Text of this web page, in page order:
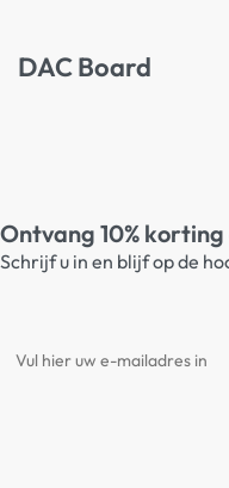
DAC Board
Ontvang 10%
Schrijf u in en blijf op de